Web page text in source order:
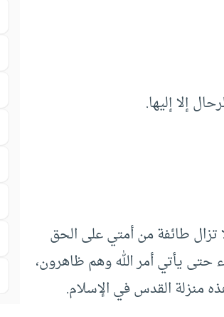
إلا إليها.
تزال طائفة من أمتي على الحق
حتى يأتي أمر الله وهم ظاهرون،
منزلة القدس في الإسلام.